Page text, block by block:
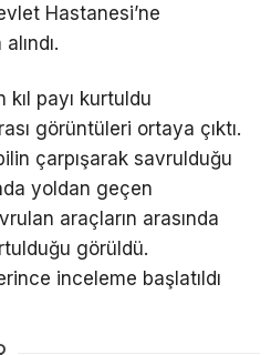
Hastanesi’ne
payı kurtuldu
görüntüleri ortaya çıktı.
çarpışarak savrulduğu
yoldan geçen
araçların arasında
görüldü.
inceleme başlatıldı